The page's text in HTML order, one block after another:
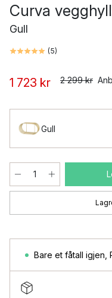
Curva
Gull
(5)
1 723 kr 2 299 kr
Gull
Bare et fåtall igjen